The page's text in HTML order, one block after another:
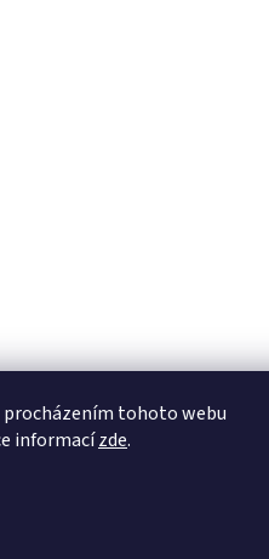
procházením tohoto webu
informacízde.